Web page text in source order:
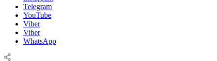
Telegram
YouTube
Viber
Viber
WhatsApp